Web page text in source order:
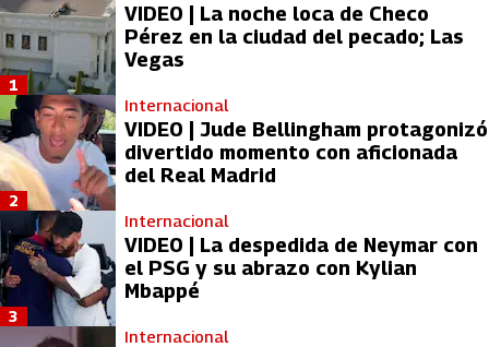
VIDEO | La noche loca de Checo
Pérez en la ciudad del pecado; Las
Vegas
1
Internacional
VIDEO | Jude Bellingham protagonizó
divertido momento con aficionada
del Real Madrid
2
Internacional
VIDEO | La despedida de Neymar con
el PSG y su abrazo con Kylian
Mbappé
3
Internacional